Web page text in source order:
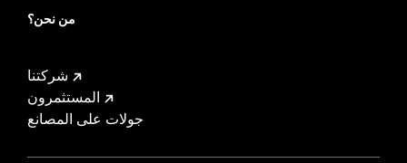
من نحن؟
شركتنا
المستثمرون
جولات على المصانع